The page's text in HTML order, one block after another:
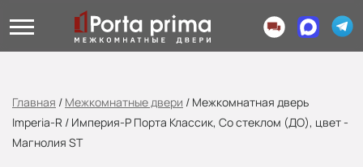
Главная / Межкомнатные двери / Межкомнатная дверь
Imperia-R / Империя-Р Порта Классик, Со стеклом (ДО), цвет -
Магнолия ST